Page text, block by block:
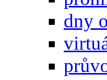
dny